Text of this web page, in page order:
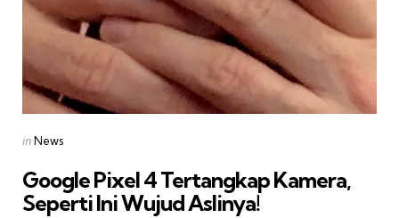
Posted
inNews
Google Pixel 4 Tertangkap Kamera,
Seperti Ini Wujud Aslinya!